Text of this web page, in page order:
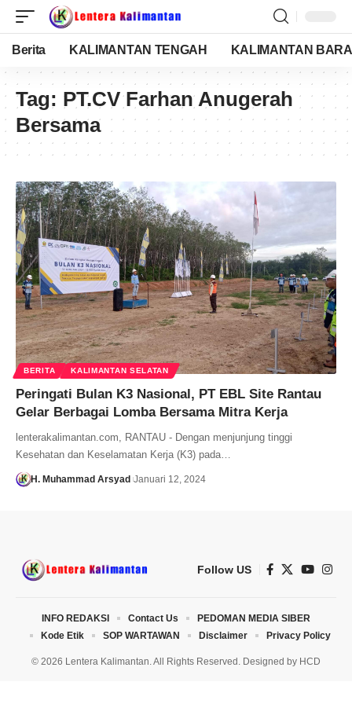
Berita KALIMANTAN TENGAH KALIMANTAN
Tag: PT.CV Farhan Anugerah
Bersama
BERITA KALIMANTAN SELATAN
Peringati Bulan K3 Nasional, PT EBL Site Rantau
Gelar Berbagai Lomba Bersama Mitra Kerja
lenterakalimantan.com, RANTAU - Dengan menjunjung tinggi
Kesehatan dan Keselamatan Kerja (K3) pada…
H. Muhammad Arsyad Januari 12, 2024
Follow US
© 2026 Lentera Kalimantan. All Rights Reserved. Designed by HCD
INFO REDAKSI Contact Us
PEDOMAN MEDIA SIBER
Kode Etik
SOP WARTAWAN Disclaimer Privacy Policy